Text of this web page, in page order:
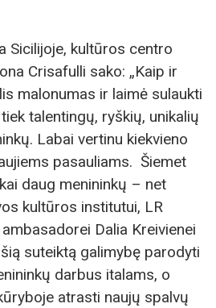
Sicilijoje, kultūros centro
Crisafulli sako: „Kaip ir
malonumas ir laimė sulaukti
talentingų, ryškių, unikalių
Labai vertinu kiekvieno
pasauliams. Šiemet
daug menininkų – net
kultūros institutui, LR
Dalia Kreivienei
suteiktą galimybę parodyti
darbus italams, o
atrasti naujų spalvų